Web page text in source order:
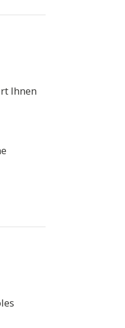
Ihnen